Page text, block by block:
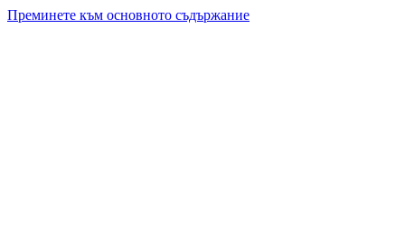
Преминете към основното съдържание